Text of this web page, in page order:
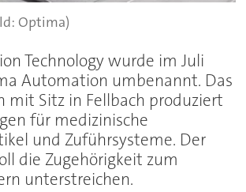
Optima)
Technology wurde im Juli
Automation umbenannt. Das
mit Sitz in Fellbach produziert
für medizinische
und Zuführsysteme. Der
die Zugehörigkeit zum
unterstreichen.